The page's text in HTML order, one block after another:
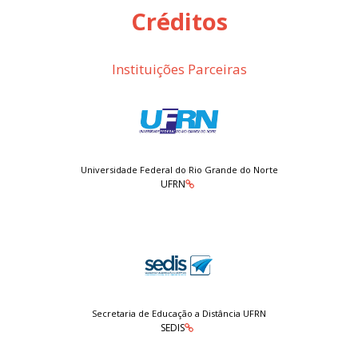
Créditos
Instituições Parceiras
Universidade Federal do Rio Grande do Norte
UFRN
Secretaria de Educação a Distância UFRN
SEDIS